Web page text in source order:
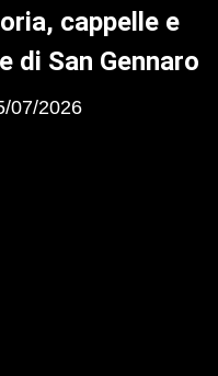
cappelle e
di San Gennaro
07/2026